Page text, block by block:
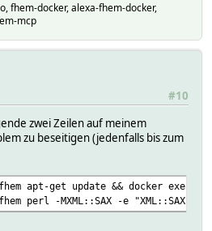
fhem-docker, alexa-fhem-docker,
mcp
#10
zwei Zeilen auf meinem
zu beseitigen (jedenfalls bis zum
apt-get update && docker
perl -MXML::SAX -e "XML::SAX-